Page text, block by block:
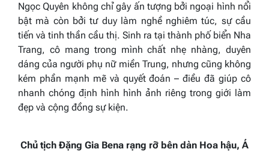
Ngọc Quyên không chỉ gây ấn tượng bởi ngoại hình nổi
bật mà còn bởi tư duy làm nghề nghiêm túc, sự cầu
tiến và tinh thần cầu thị. Sinh ra tại thành phố biển Nha
Trang, cô mang trong mình chất nhẹ nhàng, duyên
dáng của người phụ nữ miền Trung, nhưng cũng không
kém phần mạnh mẽ và quyết đoán – điều đã giúp cô
nhanh chóng định hình hình ảnh riêng trong giới làm
đẹp và cộng đồng sự kiện.
Chủ tịch Đặng Gia Bena rạng rỡ bên dàn Hoa hậu, Á